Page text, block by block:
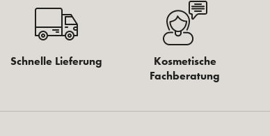
Schnelle Lieferung
Kosmetische
Fachberatung